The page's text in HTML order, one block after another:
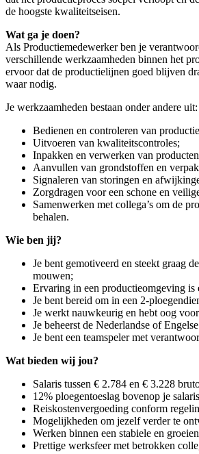
de hoogste kwaliteitseisen.
Wat ga je doen?
Als Productiemedewerker ben je
verschillende werkzaamheden binnen het
ervoor dat de productielijnen goed blijven
waar nodig.
Je werkzaamheden bestaan onder andere uit:
Bedienen en controleren van
Uitvoeren van kwaliteitscontroles;
Inpakken en verwerken van
Aanvullen van grondstoffen en
Signaleren van storingen en
Zorgdragen voor een schone en
Samenwerken met collega’s om de
behalen.
Wie ben jij?
Je bent gemotiveerd en steekt graag
mouwen;
Ervaring in een productieomgeving is
Je bent bereid om in een 2-
Je werkt nauwkeurig en hebt oog
Je beheerst de Nederlandse of
Je bent een teamspeler met
Wat bieden wij jou?
Salaris tussen € 2.784 en € 3.228
12% ploegentoeslag bovenop je
Reiskostenvergoeding conform
Mogelijkheden om jezelf verder te
Werken binnen een stabiele en
Prettige werksfeer met betrokken